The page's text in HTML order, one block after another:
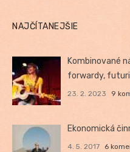
NAJČÍTANEJŠIE
Kombinované
forwardy,
23. 2. 2023 9
Ekonomická
4. 5. 2017 6